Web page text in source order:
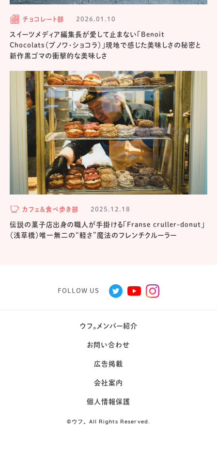
チョコレート部 2026.01.10
スイーツメディア編集長が愛して止まない「Benoit
Chocolats（ブノワ・ショコラ）」現地で感じた美味しさの秘密と
新作黒ゴマの衝撃的な美味しさ
カフェ＆食べ歩き部 2025.12.18
伝説の菓子店出身の職人が手掛ける「Franse cruller-donut」
（浅草橋）唯一無二の“軽さ”魔法のフレンチクルーラー
FOLLOW US
ウフ。メンバー紹介
お問い合わせ
広告掲載
会社案内
個人情報保護
©ウフ。All Rights Reserved.